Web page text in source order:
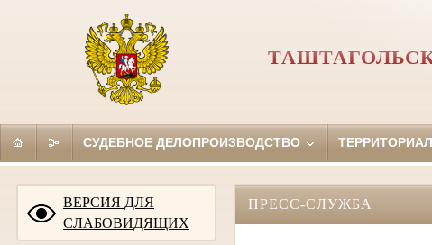
СУДЕБНОЕ ДЕЛОПРОИЗВОДСТВО
ВЕРСИЯ ДЛЯ
СЛАБОВИДЯЩИХ
ПРЕСС-СЛУЖБА